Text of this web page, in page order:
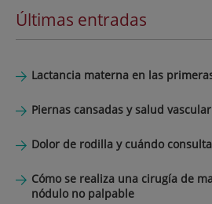
Últimas entradas
Lactancia materna en las
Piernas cansadas y salud vascular
Dolor de rodilla y cuándo
Cómo se realiza una cirugía de
nódulo no palpable